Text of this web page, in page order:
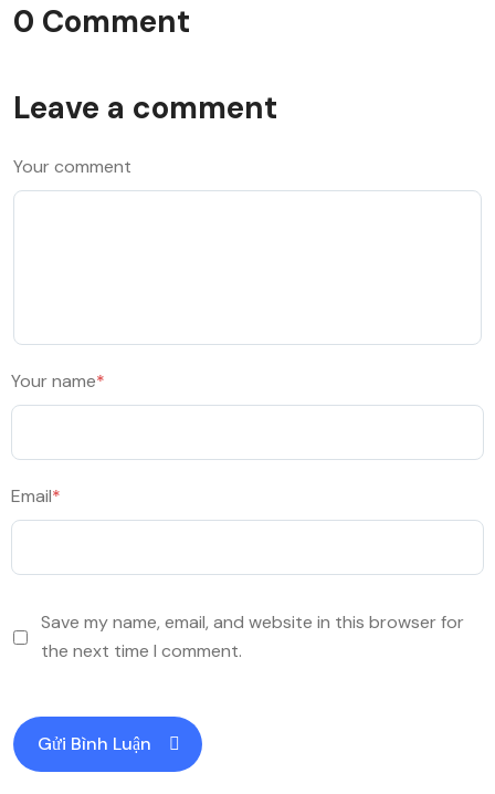
0 Comment
Leave a comment
Your comment
Your name*
Email*
Save my name, email, and website in this browser for
the next time I comment.